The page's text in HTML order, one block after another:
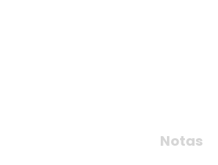
Notas